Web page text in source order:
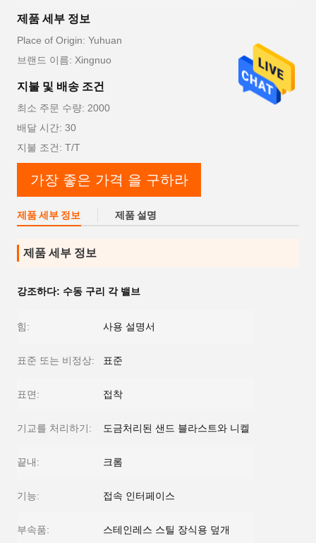
제품 세부 정보
Place of Origin: Yuhuan
브랜드 이름: Xingnuo
지불 및 배송 조건
최소 주문 수량: 2000
배달 시간: 30
지불 조건: T/T
가장 좋은 가격 을 구하라
제품 세부 정보 제품 설명
제품 세부 정보
강조하다: 수동 구리 각 밸브
힘: 사용 설명서
표준 또는 비정상: 표준
표면: 접착
기교를 처리하기: 도금처리된 샌드 블라스트와 니켈
끝내: 크롬
기능: 접속 인터페이스
부속품: 스테인레스 스틸 장식용 덮개